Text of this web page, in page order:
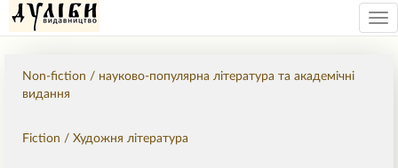
Non-fiction / науково-популярна література та академічні
видання
Fiction / Художня література